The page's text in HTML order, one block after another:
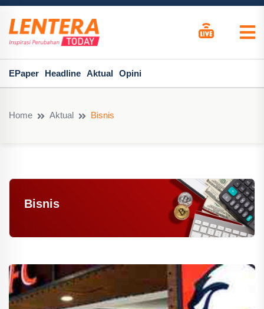
EPaper Headline Aktual Opini
Home Aktual Bisnis
Bisnis